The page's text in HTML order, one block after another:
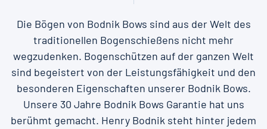
Die Bögen von Bodnik Bows sind aus der Welt des
traditionellen Bogenschießens nicht mehr
wegzudenken. Bogenschützen auf der ganzen Welt
sind begeistert von der Leistungsfähigkeit und den
besonderen Eigenschaften unserer Bodnik Bows.
Unsere 30 Jahre Bodnik Bows Garantie hat uns
berühmt gemacht. Henry Bodnik steht hinter jedem